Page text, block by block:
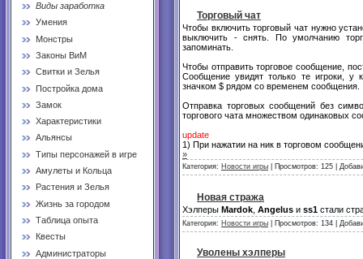
Виды заработка
Умения
Монстры
Законы ВиМ
Свитки и Зелья
Постройка дома
Замок
Характеристики
Альянсы
Типы персонажей в игре
Амулеты и Кольца
Растения и Зелья
Жизнь за городом
Таблица опыта
Квесты
Администраторы
Торговый чат
Чтобы включить торговый чат нужно
выключить - снять. По умолчанию
запоминать.
Чтобы отправить торговое сообщение,
Сообщение увидят только те игроки, у
значком $ рядом со временем сообщения.
Отправка торговых сообщений без
торгового чата множеством одинаковых
update
1) При нажатии на ник в торговом
»
Категория: Новости игры | Просмотров: 125 |
Новая стража
Хэлперы Mardok Angelus и ss1 стали
Категория: Новости игры | Просмотров: 134 |
Уволены хэлперы